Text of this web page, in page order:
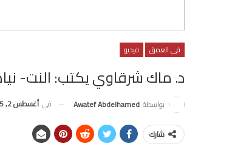
في العمق فيديو
د. ماك شرقاوي يكتب: النت-
بواسطة Awatef Abdelhamed في أغسطس 2, 2025
شارك